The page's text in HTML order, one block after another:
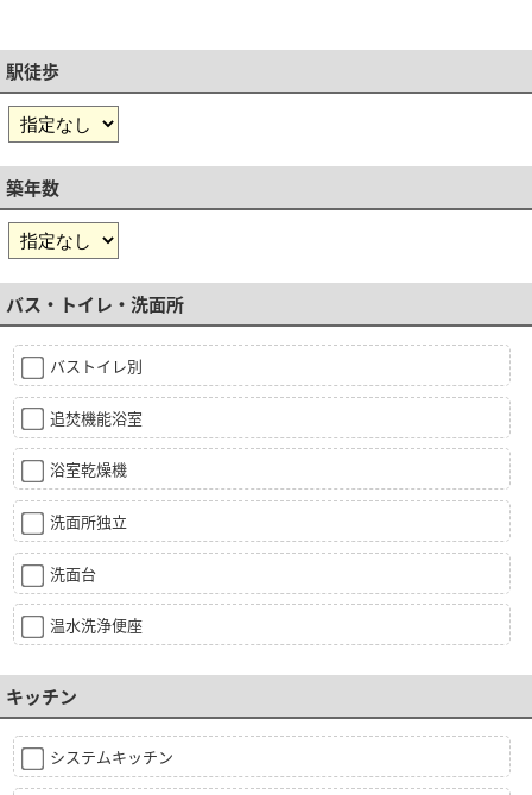
駅徒歩
築年数
バス・トイレ・洗面所
バストイレ別
追焚機能浴室
浴室乾燥機
洗面所独立
洗面台
温水洗浄便座
キッチン
システムキッチン